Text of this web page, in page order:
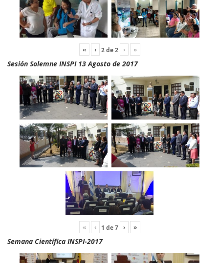
« ‹ 2de2 › »
Sesión Solemne INSPI 13 Agosto de 2017
« ‹ 1 de7 › »
Semana Científica INSPI-2017